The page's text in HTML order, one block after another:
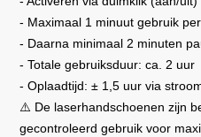
- Maximaal 1 minuut gebruik
- Daarna minimaal 2 minuten
- Totale gebruiksduur: ca. 2 uur
- Oplaadtijd: ± 1,5 uur via
⚠️ De laserhandschoenen zijn
gecontroleerd gebruik voor